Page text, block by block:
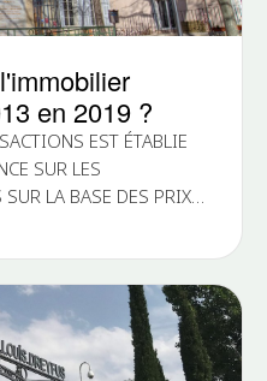
en 2019 ?
EST ÉTABLIE
SUR LES
LA BASE DES PRIX
En...